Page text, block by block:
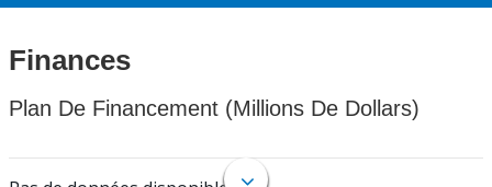
Finances
Plan De Financement (Millions De Dollars)